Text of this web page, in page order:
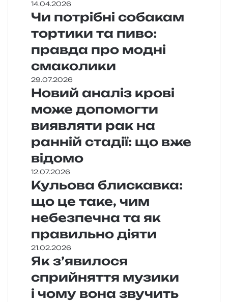
14.04.2026
Чи потрібні собакам
тортики та пиво:
правда про модні
смаколики
29.07.2026
Новий аналіз крові
може допомогти
виявляти рак на
ранній стадії: що вже
відомо
12.07.2026
Кульова блискавка:
що це таке, чим
небезпечна та як
правильно діяти
21.02.2026
Як з’явилося
сприйняття музики
і чому вона звучить